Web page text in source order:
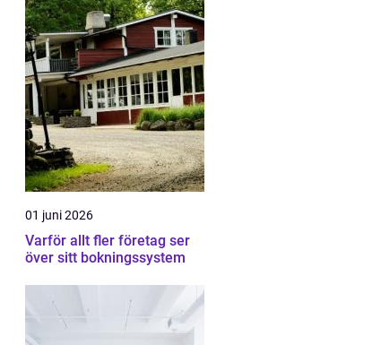
01 juni 2026
Varför allt fler företag ser
över sitt bokningssystem